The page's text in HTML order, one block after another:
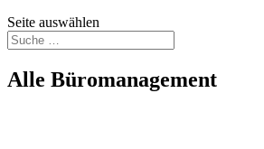
Seite auswählen
Alle Büromanagement